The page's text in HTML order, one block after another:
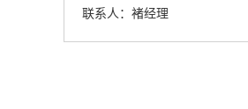
联系人：褚经理